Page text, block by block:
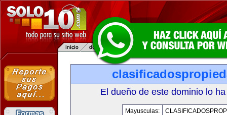
El dueño de este dominio lo
Mayusculas: